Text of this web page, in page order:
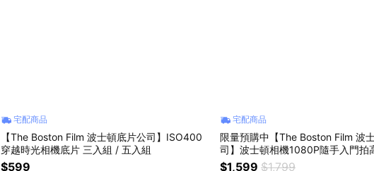
宅配商品
【The Boston Film 波士頓底片公司】ISO400
穿越時光相機底片 三入組 / 五入組
$599
宅配商品
限量預購中【The Boston Film 波
司】波士頓相機1080P隨手入門拍
機-兩色任選 送精美贈品 G6
$1,599 $1,799